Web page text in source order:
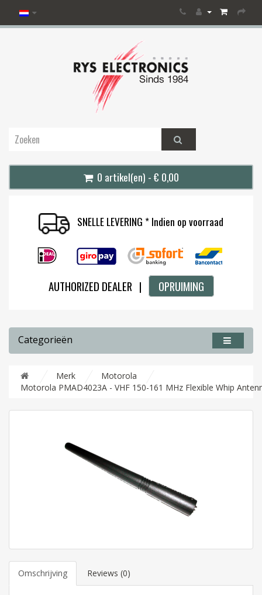
0 artikel(en) - € 0,00
SNELLE LEVERING * Indien op voorraad
AUTHORIZED DEALER | OPRUIMING
Categorieën
Merk
Motorola
Motorola PMAD4023A - VHF 150-161 MHz Flexible Whip
Omschrijving Reviews (0)